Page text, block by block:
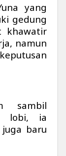
yang
gedung
khawatir
namun
sambil
lobi, ia
baru